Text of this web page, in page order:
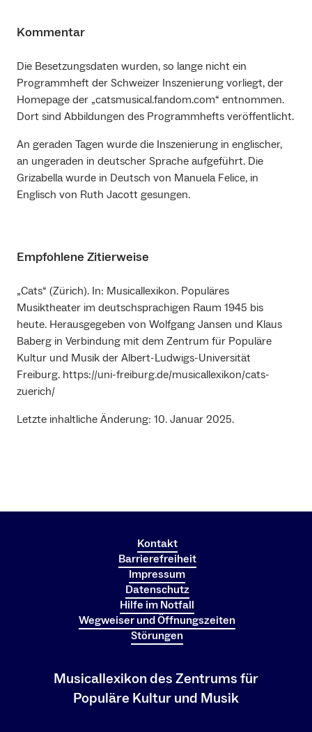
Kommentar
Die Besetzungsdaten wurden, so lange nicht ein
Programmheft der Schweizer Inszenierung vorliegt, der
Homepage der „catsmusical.fandom.com“ entnommen.
Dort sind Abbildungen des Programmhefts veröffentlicht.
An geraden Tagen wurde die Inszenierung in englischer,
an ungeraden in deutscher Sprache aufgeführt. Die
Grizabella wurde in Deutsch von Manuela Felice, in
Englisch von Ruth Jacott gesungen.
Empfohlene Zitierweise
„Cats“ (Zürich). In: Musicallexikon. Populäres
Musiktheater im deutschsprachigen Raum 1945 bis
heute. Herausgegeben von Wolfgang Jansen und Klaus
Baberg in Verbindung mit dem Zentrum für Populäre
Kultur und Musik der Albert-Ludwigs-Universität
Freiburg. https://uni-freiburg.de/musicallexikon/cats-
zuerich/
Letzte inhaltliche Änderung: 10. Januar 2025.
Kontakt
Barrierefreiheit
Impressum
Datenschutz
Hilfe im Notfall
Wegweiser und Öffnungszeiten
Störungen
Musicallexikon des Zentrums für
Populäre Kultur und Musik